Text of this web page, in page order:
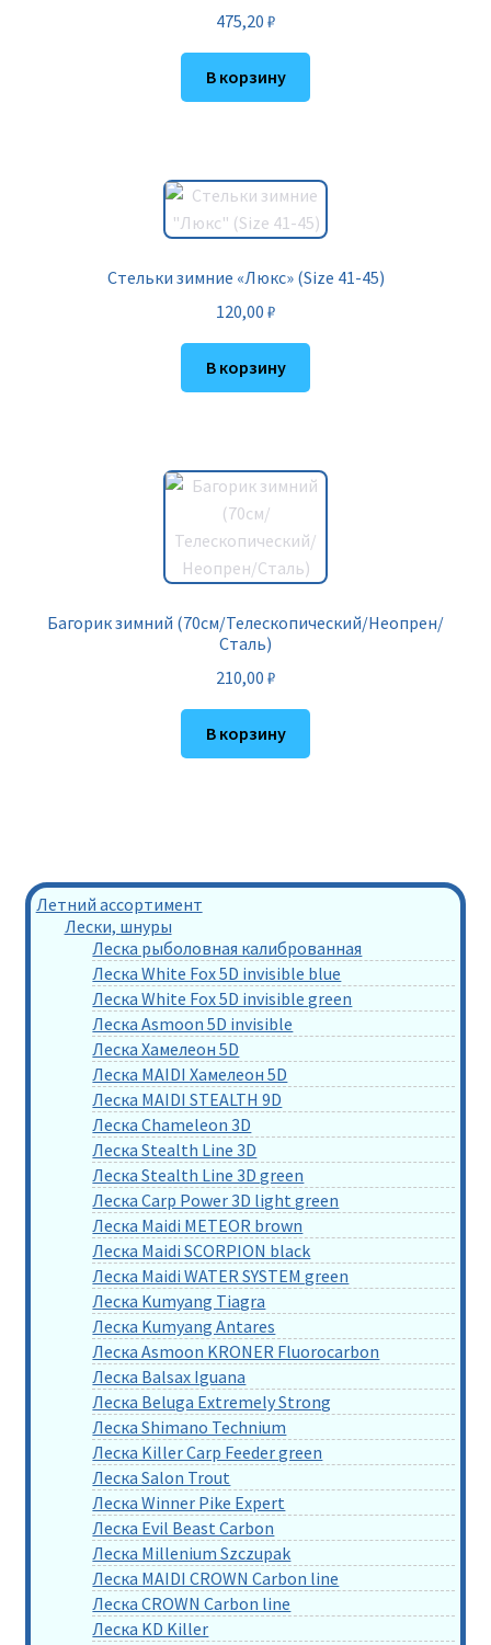
475,20 ₽
В корзину
Стельки зимние «Люкс» (Size 41-45)
120,00 ₽
В корзину
Багорик зимний (70см/Телескопический/Неопрен/
Сталь)
210,00 ₽
В корзину
Летний ассортимент
Лески, шнуры
Леска рыболовная калиброванная
Леска White Fox 5D invisible blue
Леска White Fox 5D invisible green
Леска Asmoon 5D invisible
Леска Хамелеон 5D
Леска MAIDI Хамелеон 5D
Леска MAIDI STEALTH 9D
Леска Chameleon 3D
Леска Stealth Line 3D
Леска Stealth Line 3D green
Леска Carp Power 3D light green
Леска Maidi METEOR brown
Леска Maidi SCORPION black
Леска Maidi WATER SYSTEM green
Леска Kumyang Tiagra
Леска Kumyang Antares
Леска Asmoon KRONER Fluorocarbon
Леска Balsax Iguana
Леска Beluga Extremely Strong
Леска Shimano Technium
Леска Killer Carp Feeder green
Леска Salon Trout
Леска Winner Pike Expert
Леска Evil Beast Carbon
Леска Millenium Szczupak
Леска MAIDI CROWN Carbon line
Леска CROWN Carbon line
Леска KD Killer